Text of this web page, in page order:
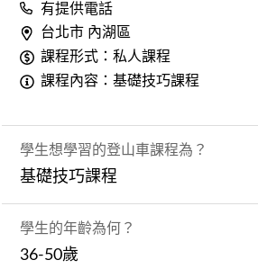
有提供電話
台北市 內湖區
課程形式：私人課程
課程內容：基礎技巧課程
學生想學習的登山車課程為？
基礎技巧課程
學生的年齡為何？
36-50歲